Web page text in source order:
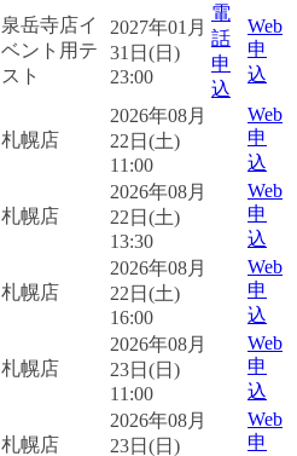
泉岳寺店イ
ベント用テ
スト
2027年01月
31日(日)
23:00
電
話
申
込
Web
申
込
札幌店
2026年08月
22日(土)
11:00
Web
申
込
札幌店
2026年08月
22日(土)
13:30
Web
申
込
札幌店
2026年08月
22日(土)
16:00
Web
申
込
札幌店
2026年08月
23日(日)
11:00
Web
申
込
札幌店
2026年08月
23日(日)
Web
申